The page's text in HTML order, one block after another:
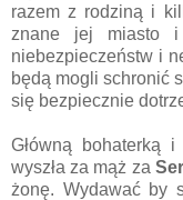
razem z rodziną i
znane jej miasto
niebezpieczeństw i
będą mogli schronić
się bezpiecznie
Główną bohaterką
wyszła za mąż za
żonę. Wydawać by